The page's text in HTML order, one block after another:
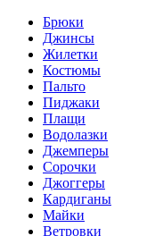
Брюки
Джинсы
Жилетки
Костюмы
Пальто
Пиджаки
Плащи
Водолазки
Джемперы
Сорочки
Джоггеры
Кардиганы
Майки
Ветровки